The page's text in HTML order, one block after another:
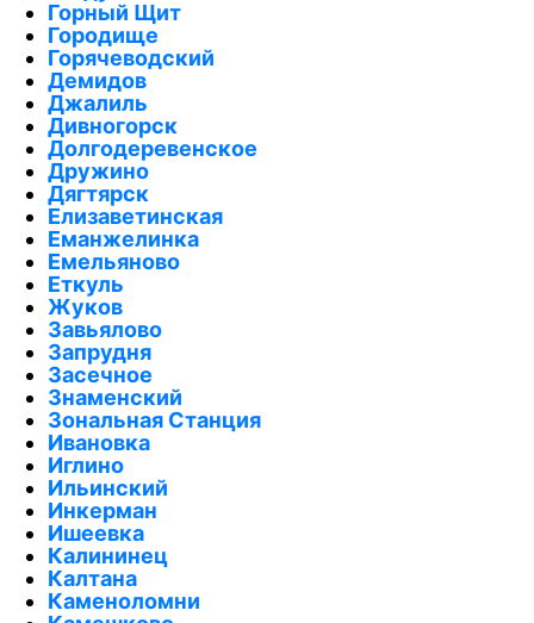
Горный Щит
Городище
Горячеводский
Демидов
Джалиль
Дивногорск
Долгодеревенское
Дружино
Дягтярск
Елизаветинская
Еманжелинка
Емельяново
Еткуль
Жуков
Завьялово
Запрудня
Засечное
Знаменский
Зональная Станция
Ивановка
Иглино
Ильинский
Инкерман
Ишеевка
Калининец
Калтана
Каменоломни